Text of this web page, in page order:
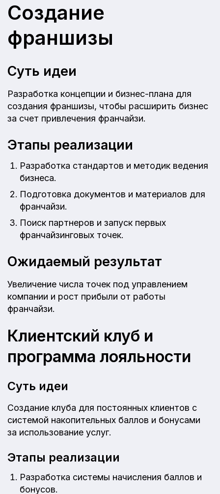
Создание
франшизы
Суть идеи
Разработка концепции и бизнес-плана для
создания франшизы, чтобы расширить бизнес
за счет привлечения франчайзи.
Этапы реализации
Разработка стандартов и методик ведения
бизнеса.
Подготовка документов и материалов для
франчайзи.
Поиск партнеров и запуск первых
франчайзинговых точек.
Ожидаемый результат
Увеличение числа точек под управлением
компании и рост прибыли от работы
франчайзи.
Клиентский клуб и
программа лояльности
Суть идеи
Создание клуба для постоянных клиентов с
системой накопительных баллов и бонусами
за использование услуг.
Этапы реализации
Разработка системы начисления баллов и
бонусов.